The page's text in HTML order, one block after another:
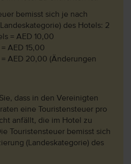
bemisst sich je nach
des Hotels: 2
= AED 10,00
AED 15,00
AED 20,00 (Änderungen
dass in den Vereinigten
eine Touristensteuer pro
anfällt, die im Hotel zu
Touristensteuer bemisst sich
(Landeskategorie) des